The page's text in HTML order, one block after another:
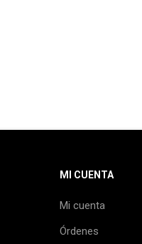
MI CUENTA
Mi cuenta
Órdenes